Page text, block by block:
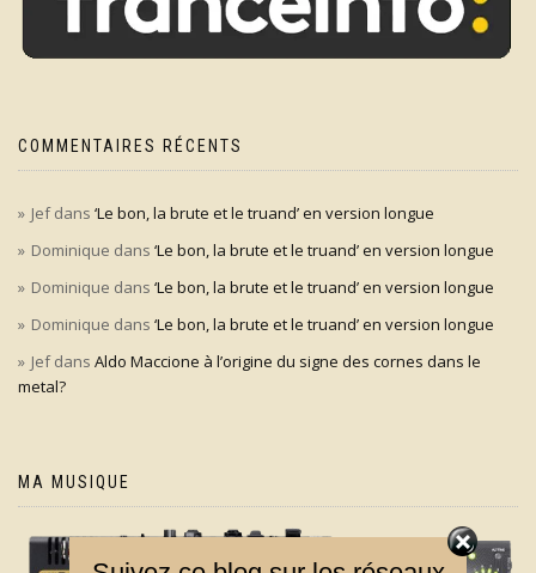
COMMENTAIRES RÉCENTS
Jefdans ‘Le bon, la brute et le truand’ en version longue
Dominique dans ‘Le bon, la brute et le truand’ en version longue
Dominique dans ‘Le bon, la brute et le truand’ en version longue
Dominique dans ‘Le bon, la brute et le truand’ en version longue
Jefdans Aldo Maccione à l’origine du signe des cornes dans le
metal?
MA MUSIQUE